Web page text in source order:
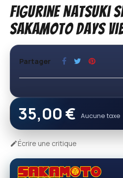
Figurine Natsuki
Sakamoto Days
Partager
35,00 € Aucune taxe
Écrire une critique